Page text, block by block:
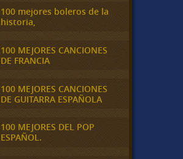
100 mejores boleros de la
historia,
100 MEJORES CANCIONES
DE FRANCIA
100 MEJORES CANCIONES
DE GUITARRA ESPAÑOLA
100 MEJORES DEL POP
ESPAÑOL.